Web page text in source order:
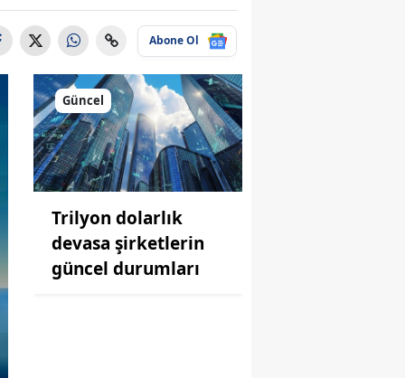
Abone Ol
Güncel
Trilyon dolarlık
devasa şirketlerin
güncel durumları